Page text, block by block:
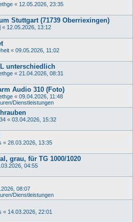
« 12.05.2026, 23:35
Stuttgart (71739 Oberriexingen)
« 12.05.2026, 13:12
« 09.05.2026, 11:02
unterschiedlich
« 21.04.2026, 08:31
Audio 310 (Foto)
« 09.04.2026, 11:48
Dienstleistungen
« 03.04.2026, 15:32
« 28.03.2026, 13:35
grau, für TG 1000/1020
04:55
08:07
Dienstleistungen
« 14.03.2026, 22:01